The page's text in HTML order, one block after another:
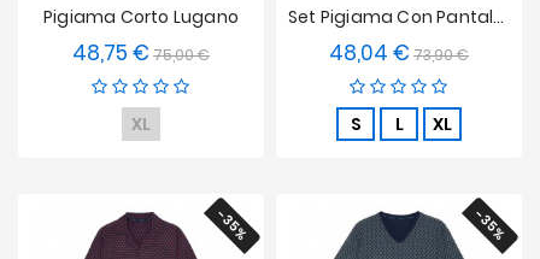
Pigiama Corto Lugano
48,75 € Prezzo
base
75,00 €Prezzo
XL
Set Pigiama Con Pantaloncino Calvin Klein - Pride
48,04 € Prezzo
base
73,90 €Prezzo
S L XL
-35% -35%